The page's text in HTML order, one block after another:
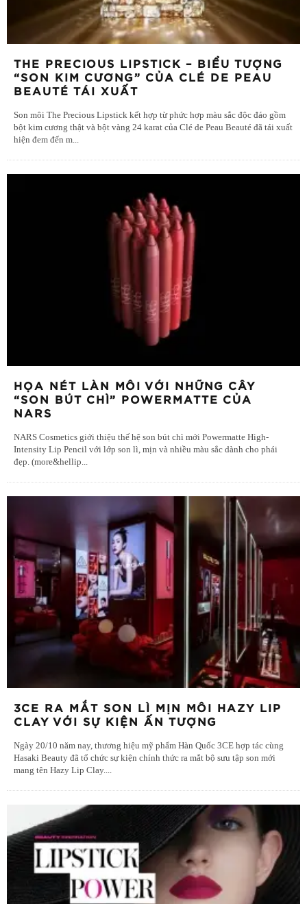
THE PRECIOUS LIPSTICK – BIỂU TƯỢNG
“SON KIM CƯƠNG” CỦA CLÉ DE PEAU
BEAUTÉ TÁI XUẤT
Son môi The Precious Lipstick kết hợp từ phức hợp màu sắc độc đáo gồm
bột kim cương thật và bột vàng 24 karat của Clé de Peau Beauté đã tái xuất
hiện đem đến m...
HỌA NÉT LÀN MÔI VỚI NHỮNG CÂY
“SON BÚT CHÌ” POWERMATTE CỦA
NARS
NARS Cosmetics giới thiệu thế hệ son bút chì mới Powermatte High-
Intensity Lip Pencil với lớp son lì, mịn và nhiều màu sắc dành cho phái
đẹp. (more&hellip
3CE RA MẮT SON LÌ MỊN MÔI HAZY LIP
CLAY VỚI SỰ KIỆN ẤN TƯỢNG
Ngày 20/10 năm nay, thương hiệu mỹ phẩm Hàn Quốc 3CE hợp tác cùng
Hasaki Beauty đã tổ chức sự kiện chính thức ra mắt bộ sưu tập son mới
mang tên Hazy Lip Clay.